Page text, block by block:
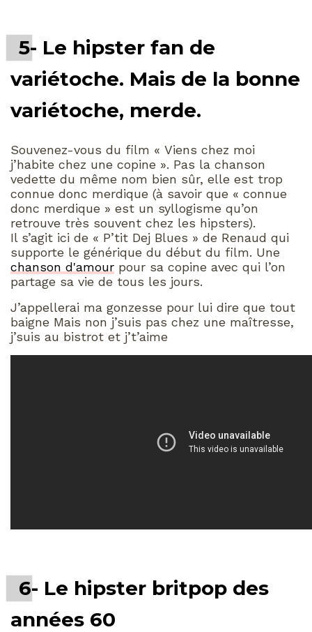
5- Le hipster fan de
variétoche. Mais de la bonne
variétoche, merde.
Souvenez-vous du film « Viens chez moi
j’habite chez une copine ». Pas la chanson
vedette du même nom bien sûr, elle est trop
connue donc merdique (à savoir que « connue
donc merdique » est un syllogisme qu’on
retrouve très souvent chez les hipsters).
Il s’agit ici de « P’tit Dej Blues » de Renaud qui
supporte le générique du début du film. Une
chanson d'amour pour sa copine avec qui l’on
partage sa vie de tous les jours.
J’appellerai ma gonzesse pour lui dire que tout
baigne Mais non j’suis pas chez une maîtresse,
j’suis au bistrot et j’t’aime
6- Le hipster britpop des
années 60